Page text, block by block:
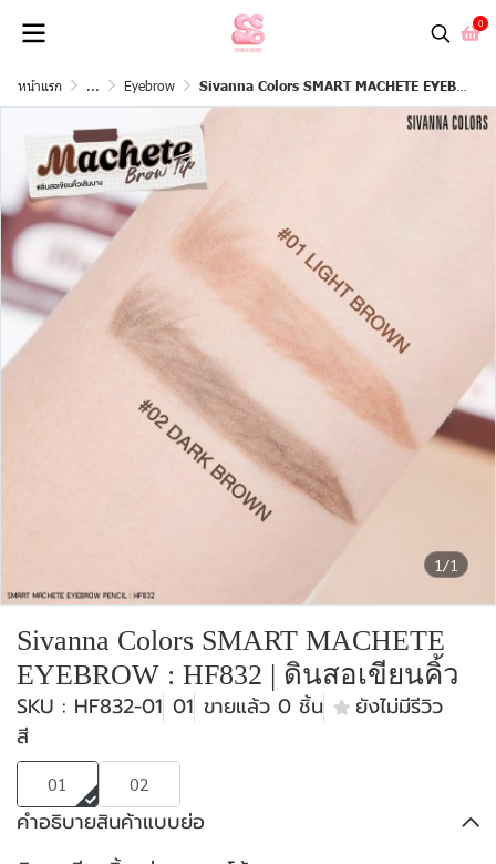
0
หน้าแรก ... Eyebrow Sivanna Colors SMART MACHETE EYEBROW : HF832 | ดินสอเขียนคิ้ว
1/1
Sivanna Colors SMART MACHETE
EYEBROW : HF832 | ดินสอเขียนคิ้ว
SKU : HF832-01 01 ขายแล้ว 0 ชิ้น
ยังไม่มีรีวิว
สี
01 02
คำอธิบายสินค้าแบบย่อ